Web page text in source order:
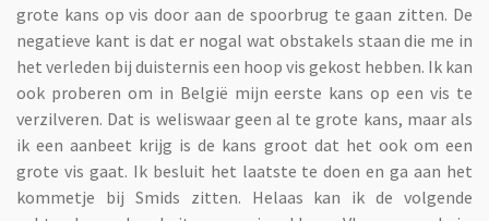
grote kans op vis door aan de spoorbrug te gaan zitten. De
negatieve kant is dat er nogal wat obstakels staan die me in
het verleden bij duisternis een hoop vis gekost hebben. Ik kan
ook proberen om in België mijn eerste kans op een vis te
verzilveren. Dat is weliswaar geen al te grote kans, maar als
ik een aanbeet krijg is de kans groot dat het ook om een
grote vis gaat. Ik besluit het laatste te doen en ga aan het
kommetje bij Smids zitten. Helaas kan ik de volgende